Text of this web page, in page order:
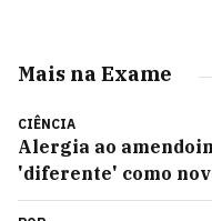
Mais na Exame
CIÊNCIA
Alergia ao
'diferente' como